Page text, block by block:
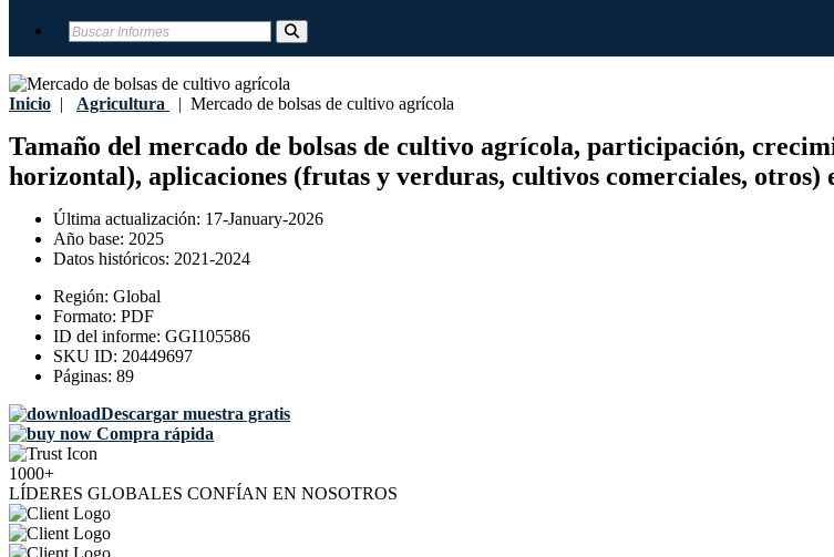
Inicio | Agricultura | Mercado de bolsas de cultivo agrícola
Tamaño del mercado de bolsas de cultivo agrícola, participación,
horizontal), aplicaciones (frutas y verduras, cultivos comerciales,
Última actualización: 17-January-2026
Año base: 2025
Datos históricos: 2021-2024
Región: Global
Formato: PDF
ID del informe: GGI105586
SKU ID: 20449697
Páginas: 89
Descargar muestra gratis
Compra rápida
1000+
LÍDERES GLOBALES CONFÍAN EN NOSOTROS